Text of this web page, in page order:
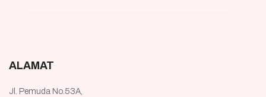
ALAMAT
Jl. Pemuda No.53A,